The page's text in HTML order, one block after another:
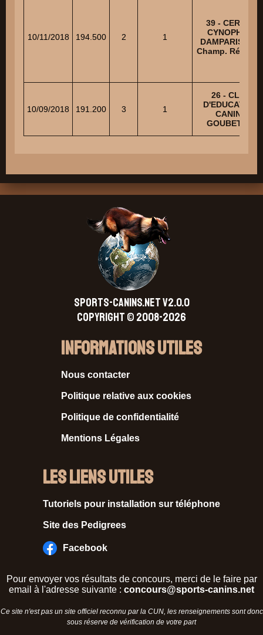
10/11/2018 194.500 2 1
39 - CERCLE
CYNOPHILE
DAMPARISIEN -
Champ.
10/09/2018 191.200 3 1
26 - CLUB
D'EDUCATION
CANINE
GOUBETOIS
SPORTS-CANINS.NET V2.0.0
Copyright © 2008-2026
Informations Utiles
Nous contacter
Politique relative aux cookies
Politique de confidentialité
Mentions Légales
Les liens utiles
Tutoriels pour installation sur téléphone
Site des Pedigrees
Facebook
Pour envoyer vos résultats de concours, merci de le faire par
email à l'adresse suivante : concours@sports-canins.net
Ce site n'est pas un site officiel reconnu par la CUN, les renseignements sont donc
sous réserve de vérification de votre part